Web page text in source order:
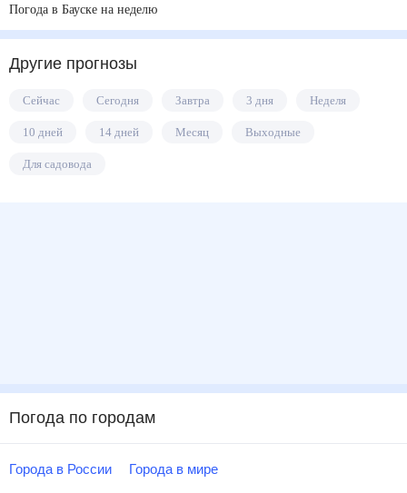
Погода в Бауске на неделю
Другие прогнозы
Сейчас Сегодня Завтра 3 дня Неделя
10 дней 14 дней Месяц Выходные
Для садовода
Погода по городам
Города в России Города в мире